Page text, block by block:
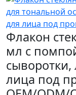
Флакон
мл с
лица под